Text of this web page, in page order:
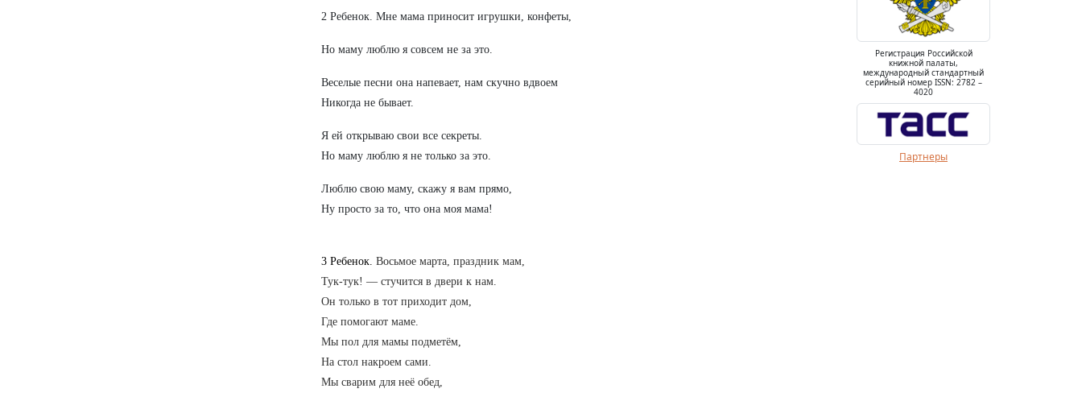
2 Ребенок. Мне мама приносит игрушки, конфеты,
Но маму люблю я совсем не за это.
Веселые песни она напевает, нам скучно вдвоем
Никогда не бывает.
Я ей открываю свои все секреты.
Но маму люблю я не только за это.
Люблю свою маму, скажу я вам прямо,
Ну просто за то, что она моя мама!
3 Ребенок. Восьмое марта, праздник мам,
Тук-тук! — стучится в двери к нам.
Он только в тот приходит дом,
Где помогают маме.
Мы пол для мамы подметём,
На стол накроем сами.
Мы сварим для неё обед,
Регистрация Российской
книжной палаты,
международный стандартный
серийный номер ISSN: 2782 –
4020
Партнеры